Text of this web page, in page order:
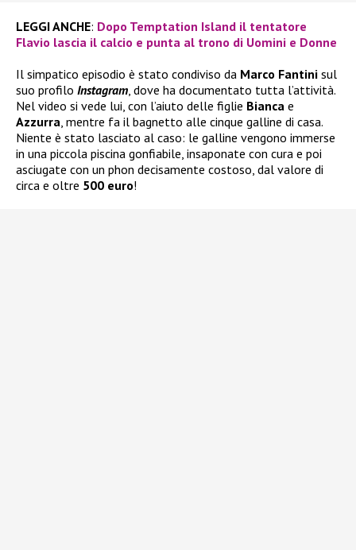
LEGGI ANCHE: Dopo Temptation Island il tentatore
Flavio lascia il calcio e punta al trono di Uomini e Donne
Il simpatico episodio è stato condiviso da Marco Fantini sul
suo profilo Instagram, dove ha documentato tutta l’attività.
Nel video si vede lui, con l’aiuto delle figlie Bianca e
Azzurra, mentre fa il bagnetto alle cinque galline di casa.
Niente è stato lasciato al caso: le galline vengono immerse
in una piccola piscina gonfiabile, insaponate con cura e poi
asciugate con un phon decisamente costoso, dal valore di
circa e oltre 500 euro!